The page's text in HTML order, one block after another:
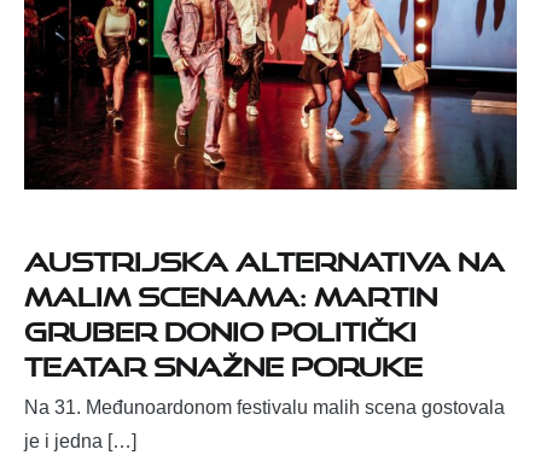
Austrijska alternativa na
Malim scenama: Martin
Gruber donio politički
teatar snažne poruke
Na 31. Međunoardonom festivalu malih scena gostovala
je i jedna […]